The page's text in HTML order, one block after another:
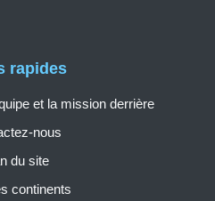
rapides
et la mission derrière
nous
du site
continents